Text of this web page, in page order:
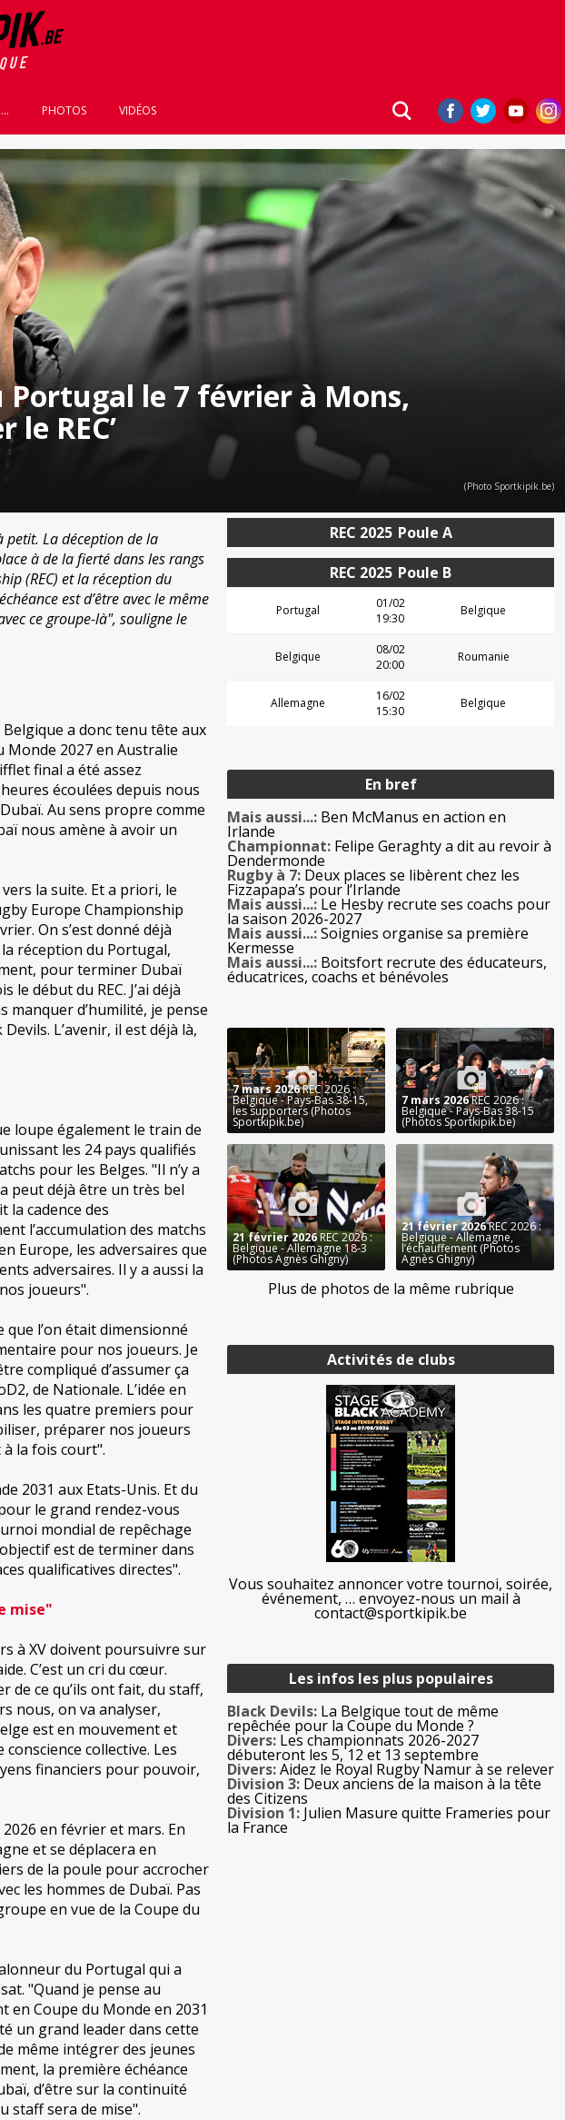
PHOTOS VIDÉOS
Portugal le 7 février à Mons,
REC’
(Photo Sportkipik.be)
petit. La déception de la
à de la fierté dans les rangs
(REC) et la réception du
est d’être avec le même
ce groupe-là", souligne le
a donc tenu tête aux
Monde 2027 en Australie
final a été assez
écoulées depuis nous
Au sens propre comme
nous amène à avoir un
la suite. Et a priori, le
Europe Championship
On s’est donné déjà
réception du Portugal,
pour terminer Dubaï
début du REC. J’ai déjà
manquer d’humilité, je pense
L’avenir, il est déjà là,
loupe également le train de
les 24 pays qualifiés
pour les Belges. "Il n’y a
peut déjà être un très bel
la cadence des
l’accumulation des matchs
Europe, les adversaires que
adversaires. Il y a aussi la
joueurs".
que l’on était dimensionné
pour nos joueurs. Je
compliqué d’assumer ça
de Nationale. L’idée en
les quatre premiers pour
préparer nos joueurs
à la fois court".
2031 aux Etats-Unis. Et du
le grand rendez-vous
mondial de repêchage
est de terminer dans
qualificatives directes".
mise"
à XV doivent poursuivre sur
C’est un cri du cœur.
de ce qu’ils ont fait, du staff,
nous, on va analyser,
est en mouvement et
collective. Les
financiers pour pouvoir,
en février et mars. En
et se déplacera en
de la poule pour accrocher
les hommes de Dubaï. Pas
en vue de la Coupe du
du Portugal qui a
"Quand je pense au
en Coupe du Monde en 2031
un grand leader dans cette
même intégrer des jeunes
la première échéance
d’être sur la continuité
staff sera de mise".
REC 2025 Poule A
REC 2025 Poule B
Portugal
01/02
19:30
Belgique
Belgique
08/02
20:00
Roumanie
Allemagne
16/02
15:30
Belgique
En bref
Mais aussi...: Ben McManus en action en
Irlande
Championnat: Felipe Geraghty a dit au revoir à
Dendermonde
Rugby à 7: Deux places se libèrent chez les
Fizzapapa’s pour l’Irlande
Mais aussi...: Le Hesby recrute ses coachs pour
la saison 2026-2027
Mais aussi...:Soignies organise sa première
Kermesse
Mais aussi...: Boitsfort recrute des éducateurs,
éducatrices, coachs et bénévoles
Activités de clubs
Vous souhaitez annoncer votre tournoi, soirée,
événement, … envoyez-nous un mail à
contact@sportkipik.be
Les infos les plus populaires
Black Devils: La Belgique tout de même
repêchée pour la Coupe du Monde ?
Divers: Les championnats 2026-2027
débuteront les 5, 12 et 13 septembre
Divers:Aidez le Royal Rugby Namur à se relever
Division 3: Deux anciens de la maison à la tête
des Citizens
Division 1: Julien Masure quitte Frameries pour
la France
7 mars 2026REC 2026 :
Belgique - Pays-Bas 38-15,
les supporters (Photos
Sportkipik.be)
7 mars 2026REC 2026 :
Belgique - Pays-Bas 38-15
(Photos Sportkipik.be)
21 février 2026REC 2026 :
Belgique - Allemagne 18-3
(Photos Agnès Ghigny)
21 février 2026REC 2026 :
Belgique - Allemagne,
l’échauffement (Photos
Agnès Ghigny)
Plus de photos de la même rubrique